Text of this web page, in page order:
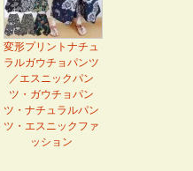
変形プリントナチュ
ラルガウチョパンツ
／エスニックパン
ツ・ガウチョパン
ツ・ナチュラルパン
ツ・エスニックファ
ッション